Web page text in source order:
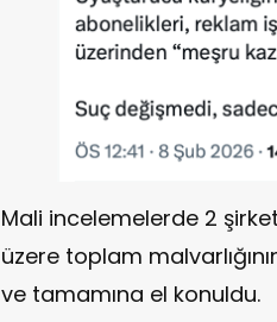
Mali incelemelerde 2
üzere toplam
ve tamamına el konuldu.